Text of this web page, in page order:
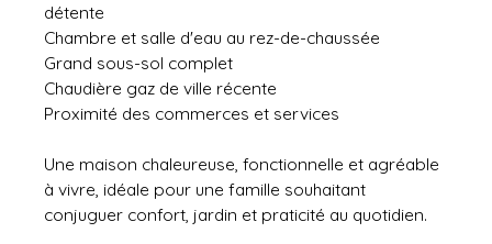
détente
Chambre et salle d'eau au rez-de-chaussée
Grand sous-sol complet
Chaudière gaz de ville récente
Proximité des commerces et services
Une maison chaleureuse, fonctionnelle et agréable
à vivre, idéale pour une famille souhaitant
conjuguer confort, jardin et praticité au quotidien.